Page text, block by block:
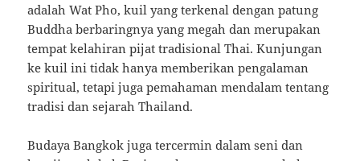
adalah Wat Pho, kuil yang terkenal dengan patung
Buddha berbaringnya yang megah dan merupakan
tempat kelahiran pijat tradisional Thai. Kunjungan
ke kuil ini tidak hanya memberikan pengalaman
spiritual, tetapi juga pemahaman mendalam tentang
tradisi dan sejarah Thailand.
Budaya Bangkok juga tercermin dalam seni dan